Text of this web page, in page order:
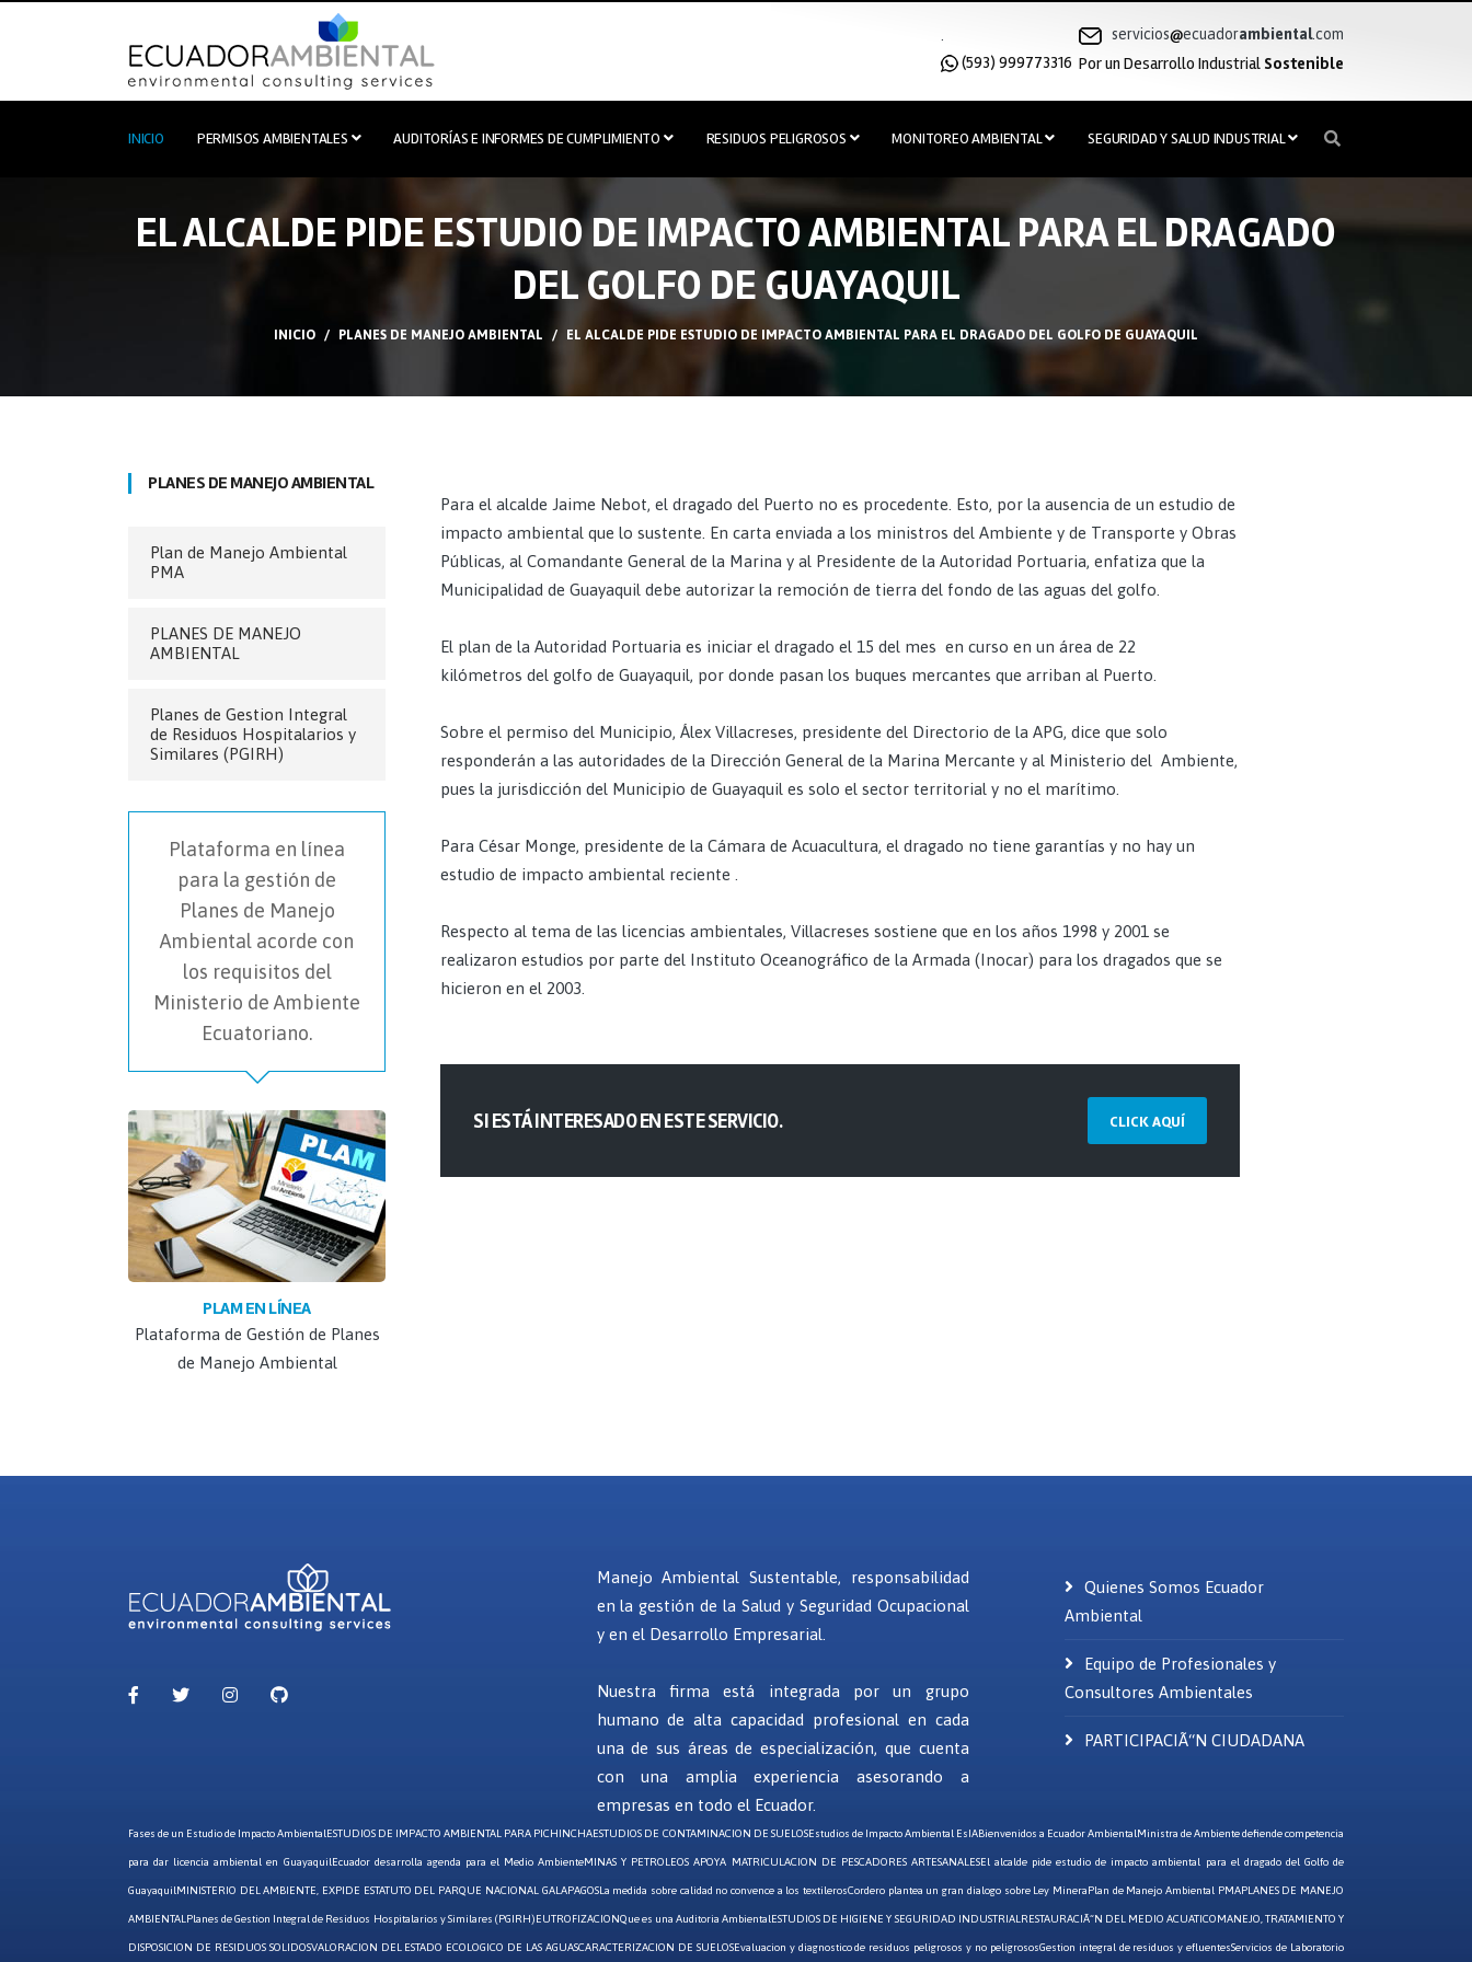
(593) 999773316
servicios ecuadorambiental.com
Por un Desarrollo Industrial Sostenible
INICIO PERMISOS AMBIENTALES AUDITORÍAS E INFORMES DE CUMPLIMIENTO RESIDUOS PELIGROSOS MONITOREO AMBIENTAL SEGURIDAD Y SALUD INDUSTRIAL
EL ALCALDE PIDE ESTUDIO DE IMPACTO AMBIENTAL PARA EL DRAGADO
DEL GOLFO DE GUAYAQUIL
INICIO PLANES DE MANEJO AMBIENTAL EL ALCALDE PIDE ESTUDIO DE IMPACTO AMBIENTAL PARA EL DRAGADO DEL GOLFO DE GUAYAQUIL
PLANES DE MANEJO AMBIENTAL
Plan de Manejo Ambiental
PMA
PLANES DE MANEJO
AMBIENTAL
Planes de Gestion Integral
de Residuos Hospitalarios y
Similares (PGIRH)
Plataforma en línea
para la gestión de
Planes de Manejo
Ambiental acorde con
los requisitos del
Ministerio de Ambiente
Ecuatoriano.
PLAM EN LÍNEA
Plataforma de Gestión de Planes
de Manejo Ambiental
Para el alcalde Jaime Nebot, el dragado del Puerto no es procedente. Esto, por la ausencia de un estudio de
impacto ambiental que lo sustente. En carta enviada a los ministros del Ambiente y de Transporte y Obras
Públicas, al Comandante General de la Marina y al Presidente de la Autoridad Portuaria, enfatiza que la
Municipalidad de Guayaquil debe autorizar la remoción de tierra del fondo de las aguas del golfo.
El plan de la Autoridad Portuaria es iniciar el dragado el 15 del mes en curso en un área de 22
kilómetros del golfo de Guayaquil, por donde pasan los buques mercantes que arriban al Puerto.
Sobre el permiso del Municipio, Álex Villacreses, presidente del Directorio de la APG, dice que solo
responderán a las autoridades de la Dirección General de la Marina Mercante y al Ministerio del Ambiente,
pues la jurisdicción del Municipio de Guayaquil es solo el sector territorial y no el marítimo.
Para César Monge, presidente de la Cámara de Acuacultura, el dragado no tiene garantías y no hay un
estudio de impacto ambiental reciente .
Respecto al tema de las licencias ambientales, Villacreses sostiene que en los años 1998 y 2001 se
realizaron estudios por parte del Instituto Oceanográfico de la Armada (Inocar) para los dragados que se
hicieron en el 2003.
SI ESTÁ INTERESADO EN ESTE SERVICIO. CLICK AQUÍ
Manejo Ambiental Sustentable, responsabilidad
en la gestión de la Salud y Seguridad Ocupacional
y en el Desarrollo Empresarial.
Nuestra firma está integrada por un grupo
humano de alta capacidad profesional en cada
una de sus áreas de especialización, que cuenta
con una amplia experiencia asesorando a
empresas en todo el Ecuador.
Quienes Somos Ecuador
Ambiental
Equipo de Profesionales y
Consultores Ambientales
PARTICIPACIÃ“N CIUDADANA
Fases de un Estudio de Impacto AmbientalESTUDIOS DE IMPACTO AMBIENTAL PARA PICHINCHAESTUDIOS DE CONTAMINACION DE SUELOSEstudios de Impacto Ambiental EsIABienvenidos a Ecuador AmbientalMinistra de Ambiente defiende competencia
para dar licencia ambiental en GuayaquilEcuador desarrolla agenda para el Medio AmbienteMINAS Y PETROLEOS APOYA MATRICULACION DE PESCADORES ARTESANALESEl alcalde pide estudio de impacto ambiental para el dragado del Golfo de
GuayaquilMINISTERIO DEL AMBIENTE, EXPIDE ESTATUTO DEL PARQUE NACIONAL GALAPAGOSLa medida sobre calidad no convence a los textilerosCordero plantea un gran dialogo sobre Ley MineraPlan de Manejo Ambiental PMAPLANES DE MANEJO
AMBIENTAL Planes de Gestion Integral de Residuos Hospitalarios y Similares (PGIRH)EUTROFIZACIONQue es una Auditoria AmbientalESTUDIOS DE HIGIENE Y SEGURIDAD INDUSTRIAL RESTAURACIÃ“N DEL MEDIO ACUATICOMANEJO, TRATAMIENTO Y
DISPOSICION DE RESIDUOS SOLIDOSVALORACION DEL ESTADO ECOLOGICO DE LAS AGUASCARACTERIZACION DE SUELOSEvaluacion y diagnostico de residuos peligrosos y no peligrososGestion integral de residuos y efluentesServicios de Laboratorio